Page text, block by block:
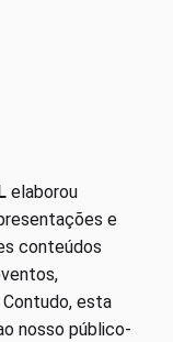
elaborou
e
conteúdos
esta
nosso público-